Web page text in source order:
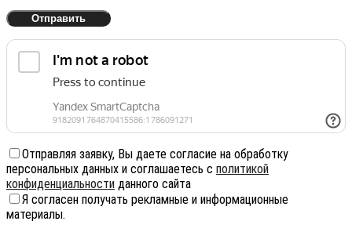
Отправляя заявку, Вы даете согласие на обработку
персональных данных и соглашаетесь с политикой
конфиденциальности данного сайта
Я согласен получать рекламные и информационные
материалы.